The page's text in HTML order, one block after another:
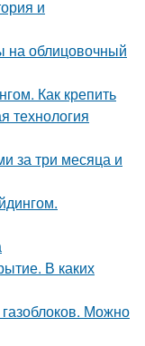
и
на облицовочный
Как крепить
технология
за три месяца и
В каких
Можно